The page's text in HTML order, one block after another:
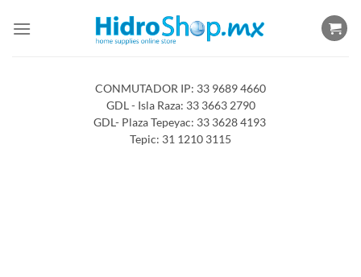
CONMUTADOR IP: 33 9689 4660
GDL - Isla Raza: 33 3663 2790
GDL- Plaza Tepeyac: 33 3628 4193
Tepic: 31 1210 3115